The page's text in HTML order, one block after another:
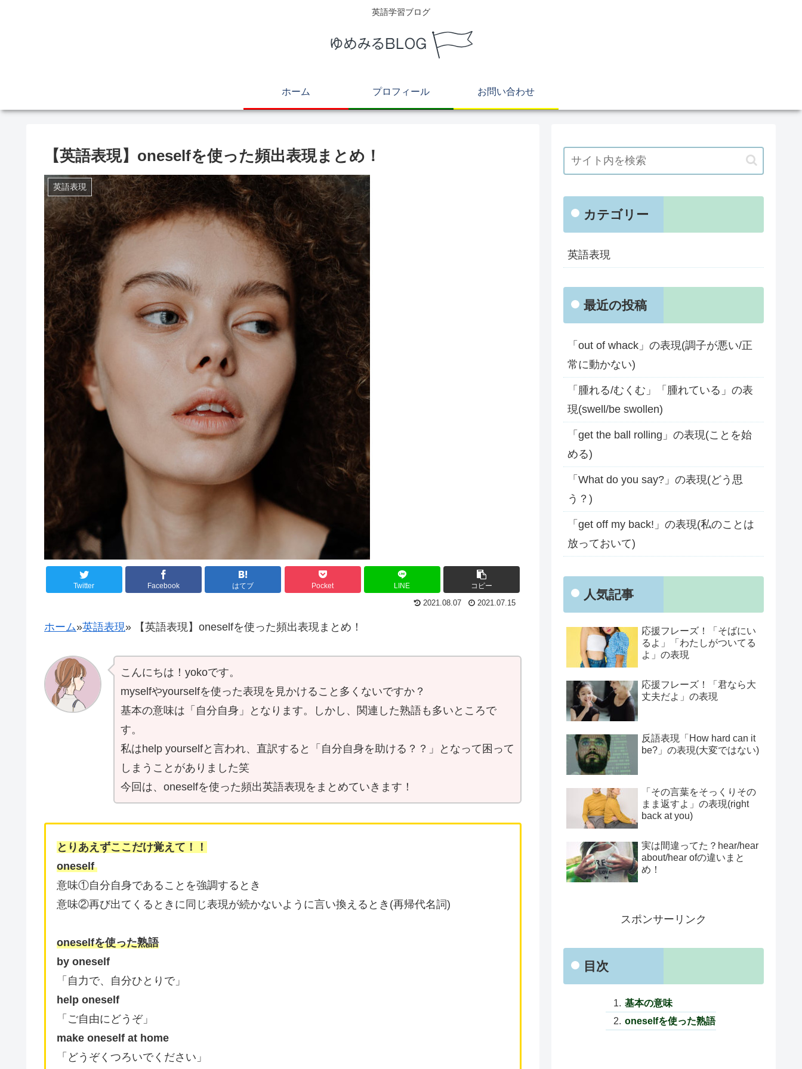
英語学習ブログ
ホーム プロフィール お問い合わせ
【英語表現】oneselfを使った頻出表現まとめ！
英語表現
Twitter Facebook はてブ Pocket LINE コピー
2021.08.07 2021.07.15
ホーム»英語表現» 【英語表現】oneselfを使った頻出表現まとめ！
こんにちは！yokoです。
myselfやyourselfを使った表現を見かけること多くないですか？
基本の意味は「自分自身」となります。しかし、関連した熟語も多いところで
す。
私はhelp yourselfと言われ、直訳すると「自分自身を助ける？？」となって困って
しまうことがありました笑
今回は、oneselfを使った頻出英語表現をまとめていきます！
とりあえずここだけ覚えて！！
oneself
意味①自分自身であることを強調するとき
意味②再び出てくるときに同じ表現が続かないように言い換えるとき(再帰代名詞)
oneselfを使った熟語
by oneself
「自力で、自分ひとりで」
help oneself
「ご自由にどうぞ」
make oneself at home
「どうぞくつろいでください」
カテゴリー
英語表現
最近の投稿
「out of whack」の表現(調子が悪い/正
常に動かない)
「腫れる/むくむ」「腫れている」の表
現(swell/be swollen)
「get the ball rolling」の表現(ことを始
める)
「What do you say?」の表現(どう思
う？)
「get off my back!」の表現(私のことは
放っておいて)
人気記事
応援フレーズ！「そばにい
るよ」「わたしがついてる
よ」の表現
応援フレーズ！「君なら大
丈夫だよ」の表現
反語表現「How hard can it
be?」の表現(大変ではない)
「その言葉をそっくりその
まま返すよ」の表現(right
back at you)
実は間違ってた？hear/hear
about/hear ofの違いまと
め！
スポンサーリンク
目次
基本の意味
oneselfを使った熟語